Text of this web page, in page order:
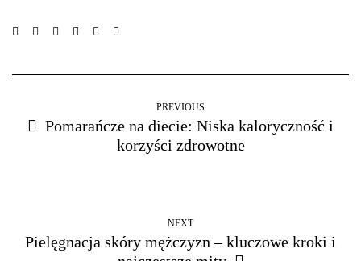
PREVIOUS
Pomarańcze na diecie: Niska kaloryczność i
korzyści zdrowotne
NEXT
Pielęgnacja skóry mężczyzn – kluczowe kroki i